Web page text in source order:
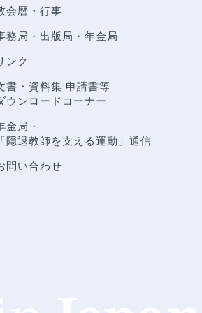
会暦・行事
務局・出版局・年金局
ンク
書・資料集 申請書等
ウンロードコーナー
金局・
「隠退教師を支える運動」通信
問い合わせ